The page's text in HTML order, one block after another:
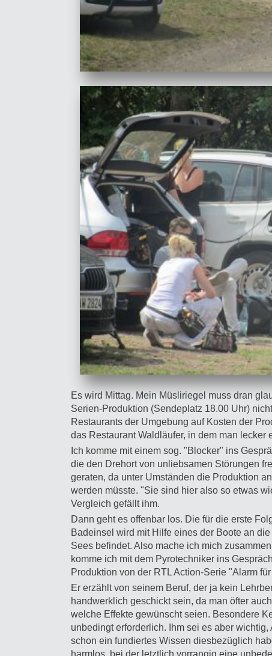
Es wird Mittag. Mein Müsliriegel muss dran
Serien-Produktion (Sendeplatz 18.00 Uhr)
Restaurants der Umgebung auf Kosten der
das Restaurant Waldläufer, in dem man lecker
Ich komme mit einem sog. "Blocker" ins
die den Drehort von unliebsamen Störungen
geraten, da unter Umständen die Produktion
werden müsste. "Sie sind hier also so etwas
Vergleich gefällt ihm.
Dann geht es offenbar los. Die für die erste
Badeinsel wird mit Hilfe eines der Boote an
Sees befindet. Also mache ich mich
komme ich mit dem Pyrotechniker ins
Produktion von der RTL Action-Serie "Alarm
Er erzählt von seinem Beruf, der ja kein
handwerklich geschickt sein, da man öfter
welche Effekte gewünscht seien. Besondere
unbedingt erforderlich. Ihm sei es aber
schon ein fundiertes Wissen diesbezüglich
harmlos, bei der letztlich vorrangig eine